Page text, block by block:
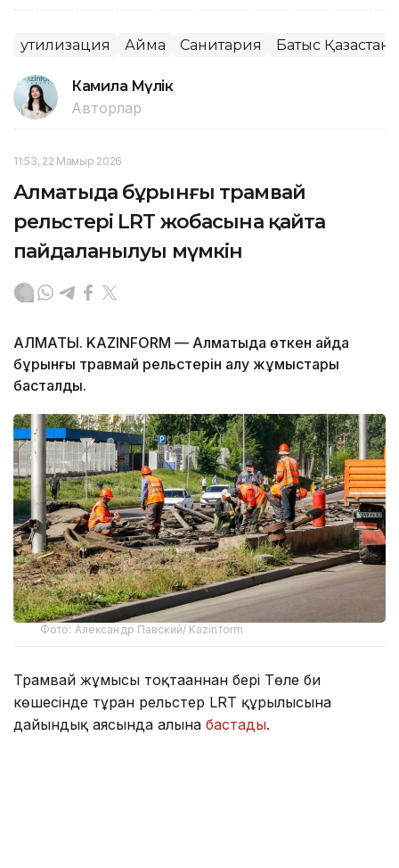
утилизация Аймақ Санитария Батыс
Камила Мүлік
Авторлар
11:53, 22 Мамыр 2026
Алматыда бұрынғы трамвай
рельстері LRT жобасына қайта
пайдаланылуы мүмкін
АЛМАТЫ. KAZINFORM — Алматыда өткен айда
бұрынғы травмай рельстерін алу жұмыстары
басталды.
Фото: Александр Павский/ Kazinform
Трамвай жұмысы тоқтағаннан бері Төле би
көшесінде тұрған рельстер LRT құрылысына
дайындық аясында алына бастады.